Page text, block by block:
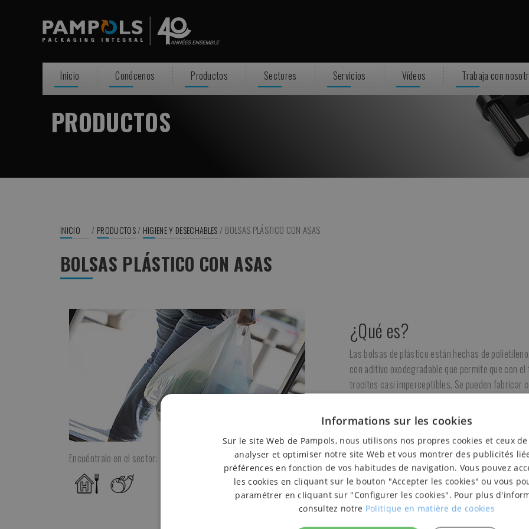
Inicio Conócenos Productos Sectores Servicios Vídeos Trabaja con
PRODUCTOS
INICIO / PRODUCTOS/ HIGIENE Y DESECHABLES / BOLSAS PLÁSTICO CON ASAS
BOLSAS PLÁSTICO CON ASAS
Encuéntralo en el sector:
¿Qué es?
Las bolsas de plástico están hechas de
con aditivo oxodegradable que permite que con
trocitos casi imperceptibles. Se pueden fabricar
¿Para qué sirve?
Las bolsas de plástico con asas siguen en el
cualquier comercio.
¿Cómo se utiliza?
Se abren y se introduce el contenido a
Informations sur les cookies
Sur le site Web de Pampols, nous utilisons nos propres cookies et ceux
analyser et optimiser notre site Web et vous montrer des publicités
préférences en fonction de vos habitudes de navigation. Vous pouvez
les cookies en cliquant sur le bouton "Accepter les cookies" ou vous
paramétrer en cliquant sur "Configurer les cookies". Pour plus
consultez notre Politique en matière de cookies